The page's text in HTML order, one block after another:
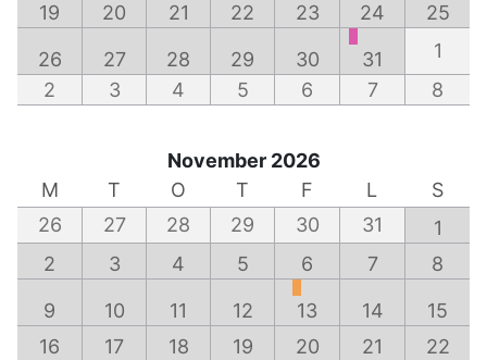
19 20 21 22 23 24 25
26 27 28 29 30 31
1
2
3 4 5 6 7 8
November 2026
M
T O T F L
S
26
27 28 29 30 31
1
2
3 4 5 6 7 8
9 10 11 12 13 14
15
16
17 18 19 20 21
22